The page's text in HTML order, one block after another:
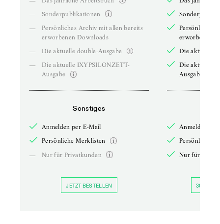
—
Sonderpublikationen
—
Persönliches Archiv mit allen bereits
erworbenen Downloads
—
Die aktuelle double-Ausgabe
—
Die aktuelle IXYPSILONZETT-
Ausgabe
Sonstiges
Anmelden per E-Mail
Persönliche Merklisten
—
Nur für Privatkunden
JETZT BESTELLEN
Persönliches
erworbenen
Die aktuelle
Die aktuelle
Ausgabe
Anmelden
Persönliche
Nur für
30 TAGE